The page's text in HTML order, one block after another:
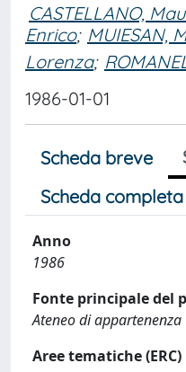
CASTELLANO,
Enrico; MUIESAN,
Lorenza;
1986-01-01
Scheda breve
Scheda completa
Anno
1986
Fonte principale del
Ateneo di appartenenza
Aree tematiche (ERC)